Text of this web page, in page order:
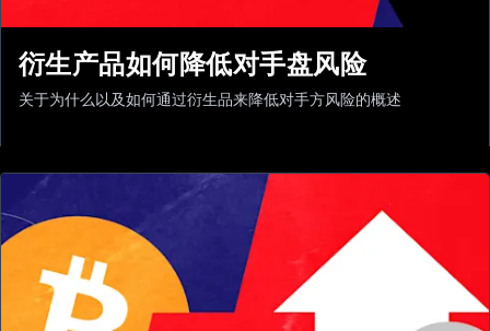
衍生产品如何降低对手盘风险
关于为什么以及如何通过衍生品来降低对手方风险的概述